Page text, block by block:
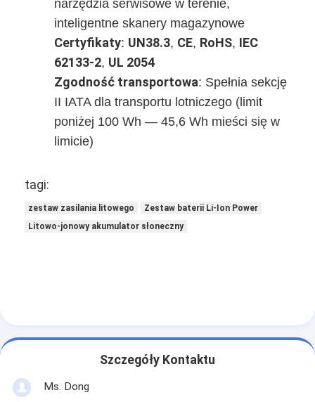
narzędzia serwisowe w terenie,
inteligentne skanery magazynowe
Certyfikaty‌: ‌ UN38.3‌, ‌ CE‌, ‌ RoHS‌, ‌ IEC
62133-2‌, ‌ UL 2054
Zgodność transportowa‌: Spełnia sekcję
II IATA dla transportu lotniczego (limit
poniżej 100 Wh — 45,6 Wh mieści się w
limicie)
tagi:
zestaw zasilania litowego
Zestaw baterii Li-Ion Power
Litowo-jonowy akumulator słoneczny
Szczegóły Kontaktu
Ms. Dong